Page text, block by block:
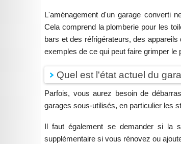
L'aménagement d'un garage converti
Cela comprend la plomberie pour les
bars et des réfrigérateurs, des
exemples de ce qui peut faire grimper le
Quel est l'état actuel du
Parfois, vous aurez besoin de
garages sous-utilisés, en particulier les
Il faut également se demander si la
supplémentaire si vous rénovez ou